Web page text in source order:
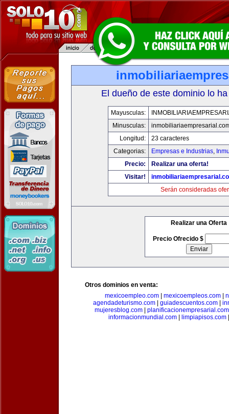
El dueño de este dominio lo
Mayusculas:
Minusculas:
Longitud:
23 caracteres
Categorias:
Empresas e Industrias,
Precio:
Realizar una oferta!
Visitar!
Serán consideradas
Realizar una Oferta
Precio Ofrecido $
Otros dominios en venta:
mexicoempleo.com
mexicoempleos.com
agendadeturismo.com
guiadescuentos.com
mujeresblog.com
planificacionempresarial.com
informacionmundial.com| limpiapisos.com